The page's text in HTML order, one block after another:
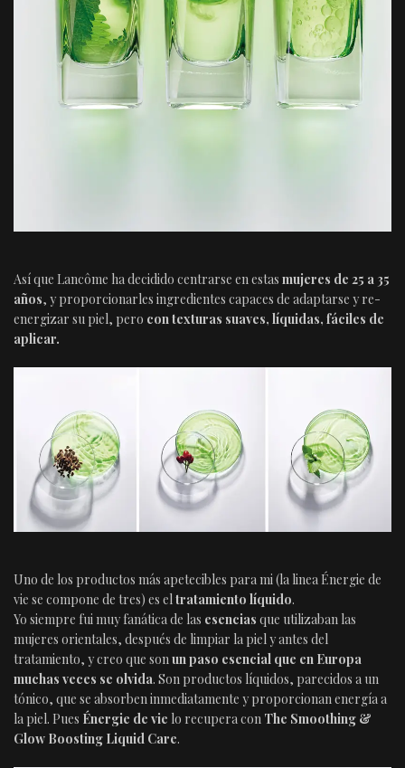
Así que Lancôme ha decidido centrarse en estas mujeres de 25 a 35
años, y proporcionarles ingredientes capaces de adaptarse y re-
energizar su piel, pero con texturas suaves, líquidas, fáciles de
aplicar.
Uno de los productos más apetecibles para mi (la linea Énergie de
vie se compone de tres) es eltratamiento líquido.
Yo siempre fui muy fanática de las esencias que utilizaban las
mujeres orientales, después de limpiar la piel y antes del
tratamiento, y creo que sonun paso esencial que en Europa
muchas veces se olvida. Son productos líquidos, parecidos a un
tónico, que se absorben inmediatamente y proporcionan energía a
la piel. Pues Énergie de vie lo recupera con The Smoothing &
Glow Boosting Liquid Care.